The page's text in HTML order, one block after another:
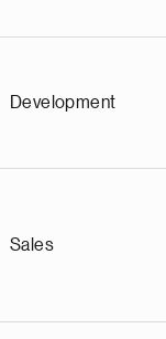
Development
Sales